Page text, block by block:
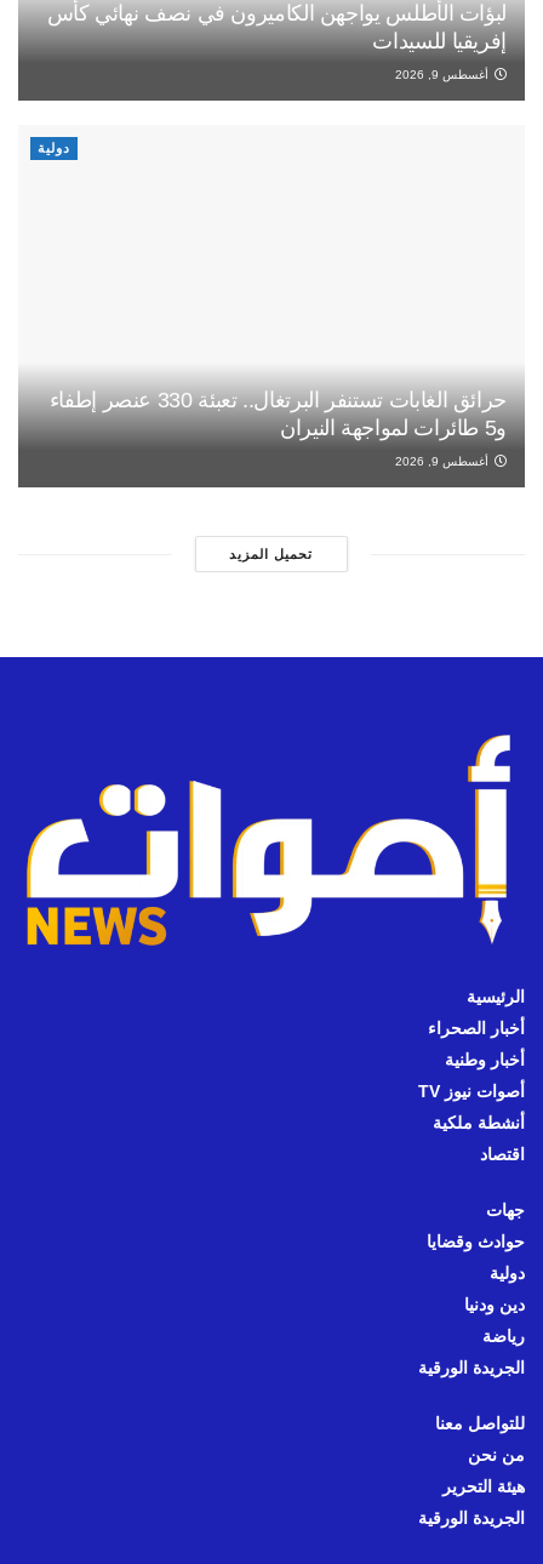
لبؤات الأطلس يواجهن الكاميرون في نصف نهائي كأس
إفريقيا للسيدات
أغسطس 9, 2026
دولية
حرائق الغابات تستنفر البرتغال.. تعبئة 330 عنصر إطفاء
و5 طائرات لمواجهة النيران
أغسطس 9, 2026
تحميل المزيد
الرئيسية
أخبار الصحراء
أخبار وطنية
أصوات نيوز TV
أنشطة ملكية
اقتصاد
جهات
حوادث وقضايا
دولية
دين ودنيا
رياضة
الجريدة الورقية
للتواصل معنا
من نحن
هيئة التحرير
الجريدة الورقية